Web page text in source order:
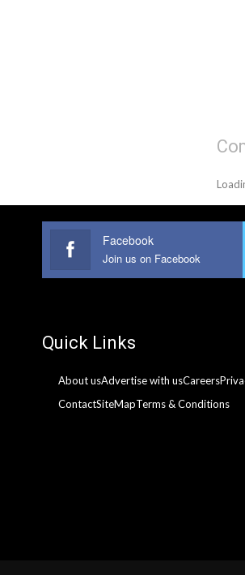
Facebook
Join us on Facebook
Quick Links
About usAdvertise with usCareers
ContactSiteMapTerms & Conditions